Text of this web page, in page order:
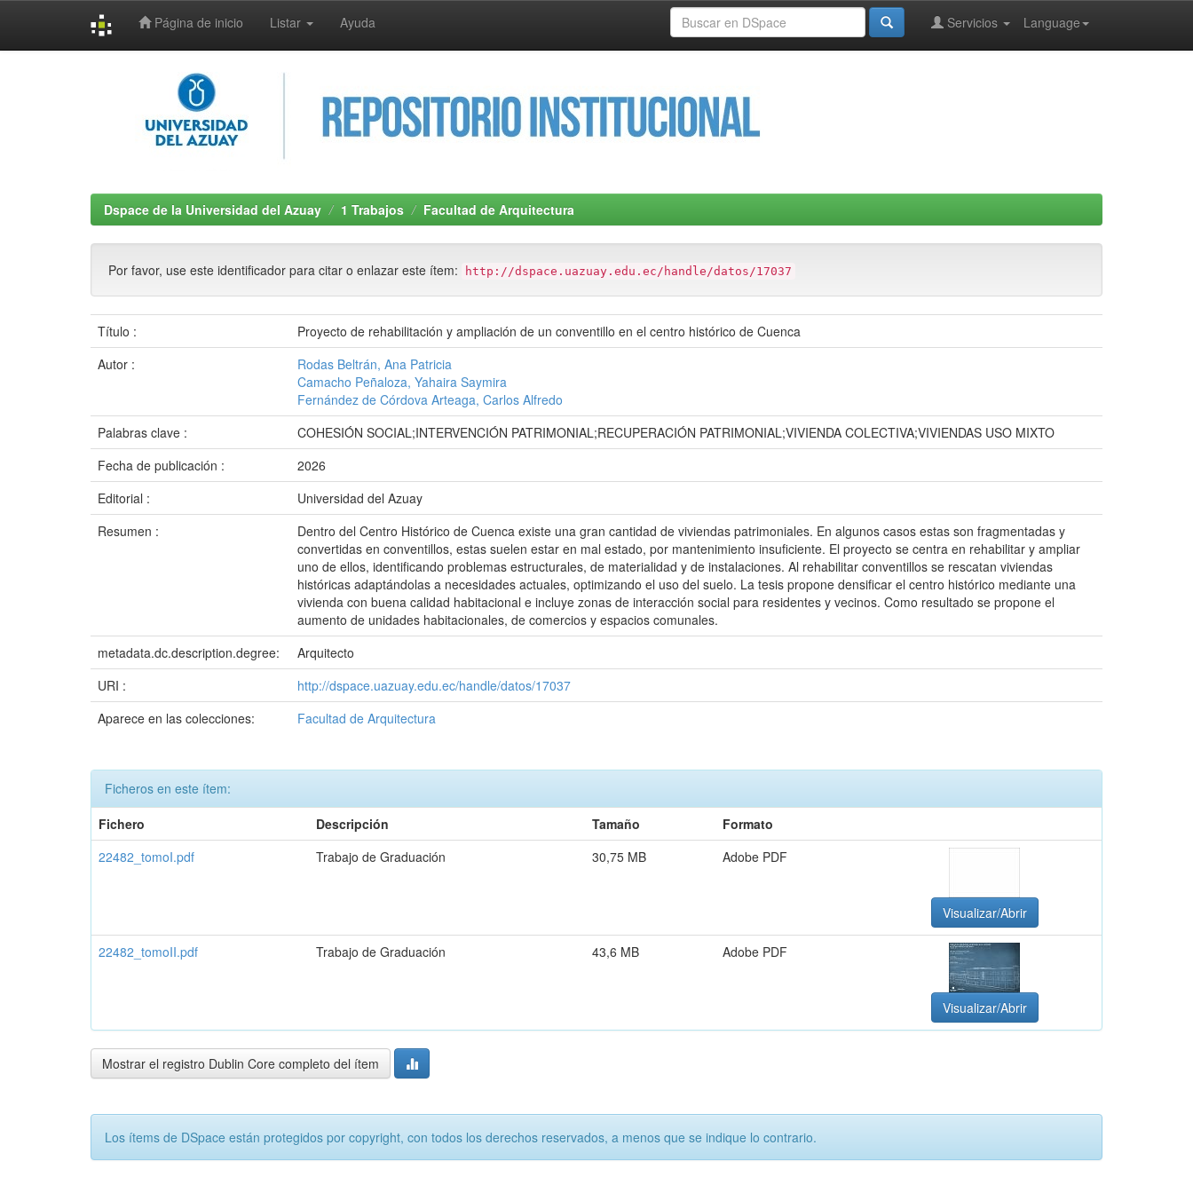
Página de inicio Listar Ayuda Language
Servicios
Dspace de la Universidad del Azuay 1 Trabajos Facultad de Arquitectura
Por favor, use este identificador para citar o enlazar este ítem: http://dspace.uazuay.edu.ec/handle/datos/17037
Título :
Proyecto de rehabilitación y ampliación de un conventillo en el centro histórico de Cuenca
Autor :
Rodas Beltrán, Ana Patricia
Camacho Peñaloza, Yahaira Saymira
Fernández de Córdova Arteaga, Carlos Alfredo
Palabras clave :
COHESIÓN SOCIAL;INTERVENCIÓN PATRIMONIAL;RECUPERACIÓN PATRIMONIAL;VIVIENDA COLECTIVA;VIVIENDAS USO MIXTO
Fecha de publicación :
2026
Editorial :
Universidad del Azuay
Resumen :
Dentro del Centro Histórico de Cuenca existe una gran cantidad de viviendas patrimoniales. En algunos casos estas son fragmentadas y
convertidas en conventillos, estas suelen estar en mal estado, por mantenimiento insuficiente. El proyecto se centra en rehabilitar y ampliar
uno de ellos, identificando problemas estructurales, de materialidad y de instalaciones. Al rehabilitar conventillos se rescatan viviendas
históricas adaptándolas a necesidades actuales, optimizando el uso del suelo. La tesis propone densificar el centro histórico mediante una
vivienda con buena calidad habitacional e incluye zonas de interacción social para residentes y vecinos. Como resultado se propone el
aumento de unidades habitacionales, de comercios y espacios comunales.
metadata.dc.description.degree:
Arquitecto
URI :
http://dspace.uazuay.edu.ec/handle/datos/17037
Aparece en las colecciones:
Facultad de Arquitectura
Ficheros en este ítem:
Fichero
Descripción Tamaño
Formato
22482_tomoI.pdf
Trabajo de Graduación 30,75 MB Adobe PDF
Visualizar/Abrir
22482_tomoII.pdf Trabajo de Graduación 43,6 MB Adobe PDF
Visualizar/Abrir
Mostrar el registro Dublin Core completo del ítem
Los ítems de DSpace están protegidos por copyright, con todos los derechos reservados, a menos que se indique lo contrario.